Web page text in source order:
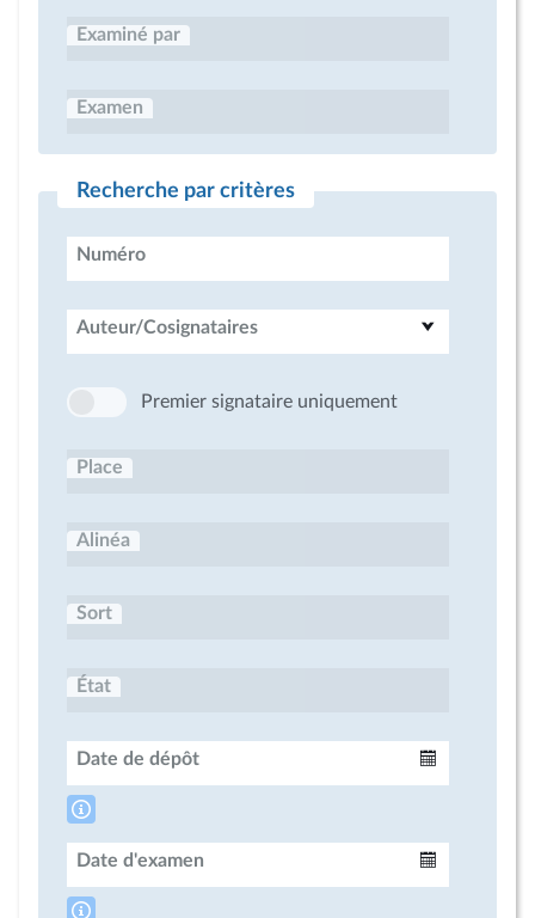
Examiné par
Examen
Recherche par critères
Numéro
Auteur/Cosignataires
Premier signataire uniquement
Place
Alinéa
Sort
État
Date de dépôt
Date d'examen